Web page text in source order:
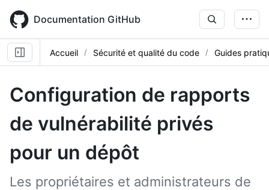
main
content
Documentation GitHub
Accueil Sécurité et qualité du code Guides
Configuration de rapports
de vulnérabilité privés
pour un dépôt
Les propriétaires et administrateurs de